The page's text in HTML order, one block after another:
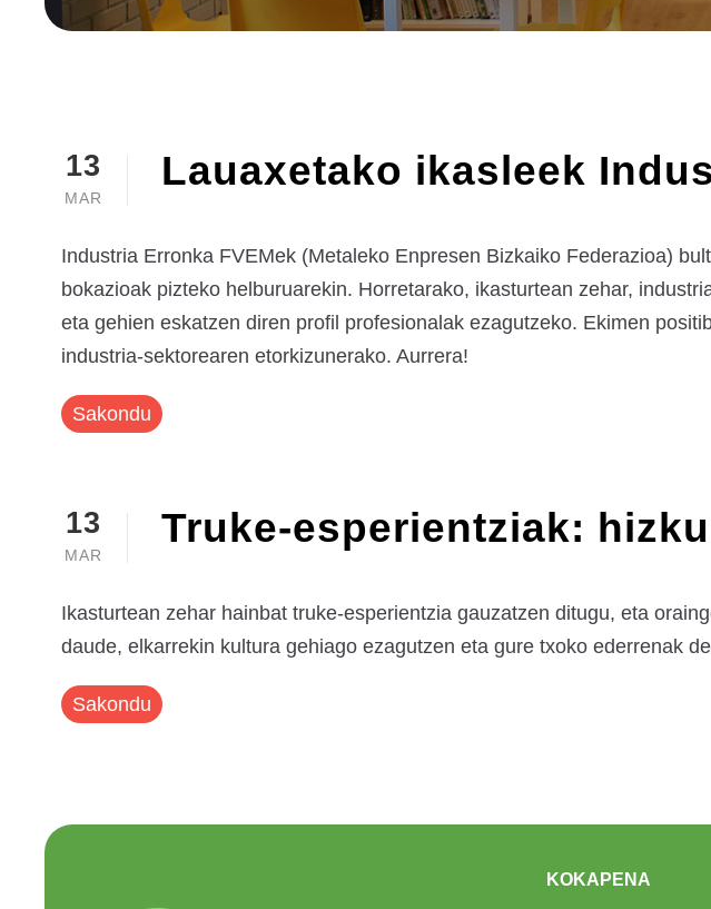
13
MAR
Lauaxetako ikasleek
Industria Erronka FVEMek (Metaleko Enpresen Bizkaiko Federazioa)
bokazioak pizteko helburuarekin. Horretarako, ikasturtean zehar,
eta gehien eskatzen diren profil profesionalak ezagutzeko. Ekimen
industria-sektorearen etorkizunerako. Aurrera!
Sakondu
13
MAR
Truke-esperientziak:
Ikasturtean zehar hainbat truke-esperientzia gauzatzen ditugu, eta
daude, elkarrekin kultura gehiago ezagutzen eta gure txoko ederrenak
Sakondu
KOKAPENA